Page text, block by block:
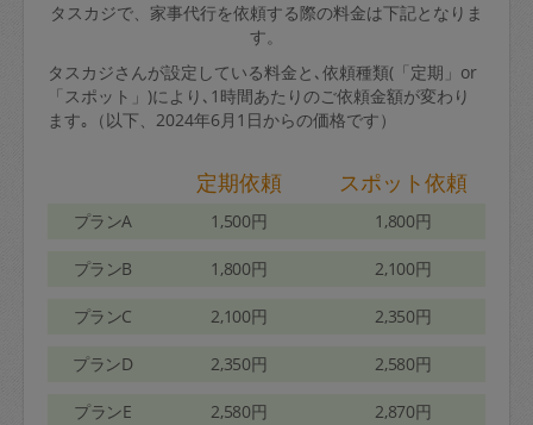
タスカジで、家事代行を依頼する際の料金は下記となりま
す。
タスカジさんが設定している料金と､依頼種類(「定期」or
「スポット」)により､1時間あたりのご依頼金額が変わり
ます｡（以下、2024年6月1日からの価格です）
定期依頼 スポット依頼
プランA 1,500円 1,800円
プランB 1,800円 2,100円
プランC 2,100円 2,350円
プランD 2,350円 2,580円
プランE 2,580円 2,870円